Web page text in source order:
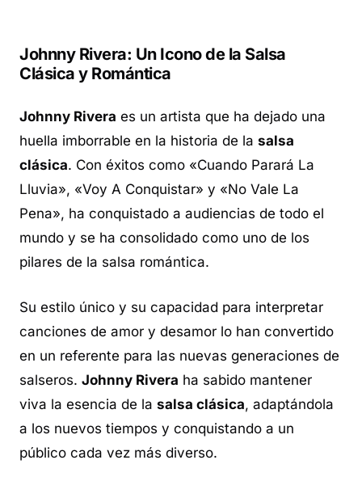
Johnny Rivera: Un Icono de la Salsa
Clásica y Romántica
Johnny Rivera es un artista que ha dejado una
huella imborrable en la historia de la salsa
clásica. Con éxitos como «Cuando Parará La
Lluvia», «Voy A Conquistar» y «No Vale La
Pena», ha conquistado a audiencias de todo el
mundo y se ha consolidado como uno de los
pilares de la salsa romántica.
Su estilo único y su capacidad para interpretar
canciones de amor y desamor lo han convertido
en un referente para las nuevas generaciones de
salseros. Johnny Rivera ha sabido mantener
viva la esencia de la salsa clásica, adaptándola
a los nuevos tiempos y conquistando a un
público cada vez más diverso.